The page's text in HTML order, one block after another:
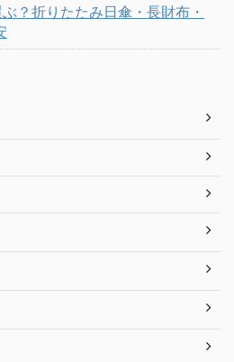
？折りたたみ日傘・長財布・